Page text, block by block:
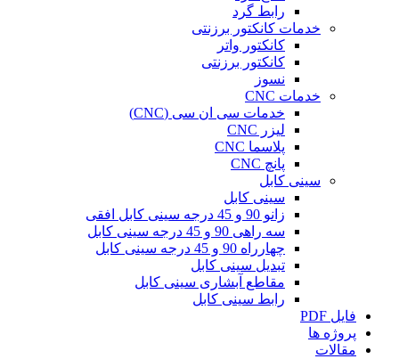
رابط گرد
خدمات کانکتور برزنتی
کانکتور واتر
کانکتور برزنتی
نسوز
خدمات CNC
خدمات سی ان سی (CNC)
لیزر CNC
پلاسما CNC
پانچ CNC
سینی کابل
سینی کابل
زانو 90 و 45 درجه سینی کابل افقی
سه راهی 90 و 45 درجه سینی کابل
چهارراه 90 و 45 درجه سینی کابل
تبدیل سینی کابل
مقاطع آبشاری سینی کابل
رابط سینی کابل
فایل PDF
پروژه ها
مقالات